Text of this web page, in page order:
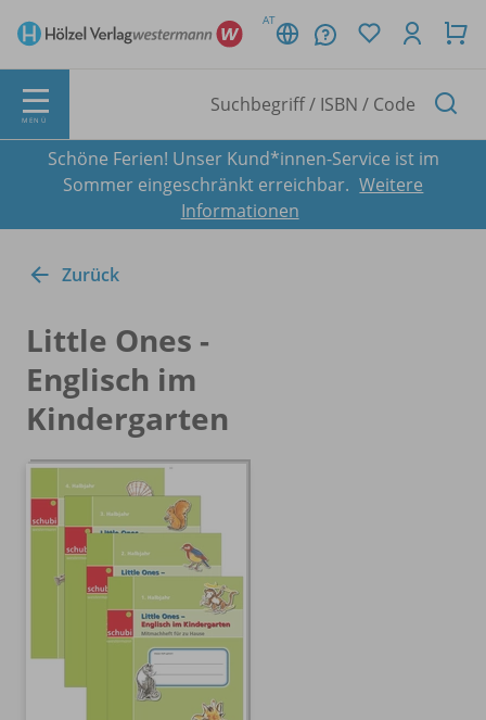
AT
MENÜ
Schöne Ferien! Unser Kund*innen-Service ist im
Sommer eingeschränkt erreichbar. Weitere
Informationen
Zurück
Little Ones -
Englisch im
Kindergarten